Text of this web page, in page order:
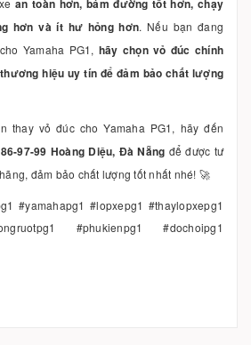
xean toàn hơn, bám đường tốt hơn, chạy
hơn và ít hư hỏng hơn. Nếu bạn đang
Yamaha PG1, hãy chọn vỏ đúc chính
hiệu uy tín để đảm bảo chất lượng
thay vỏ đúc cho Yamaha PG1, hãy đến
97-99 Hoàng Diệu, Đà Nẵng để được tư
đảm bảo chất lượng tốt nhất nhé! 🚀
#yamahapg1 #lopxepg1 #thaylopxepg1
#phukienpg1 #dochoipg1